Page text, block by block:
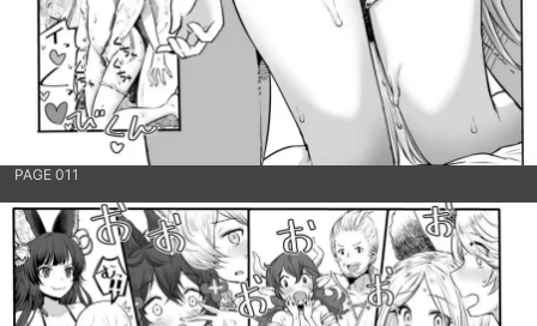
PAGE 011